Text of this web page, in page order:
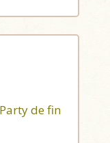
de fin